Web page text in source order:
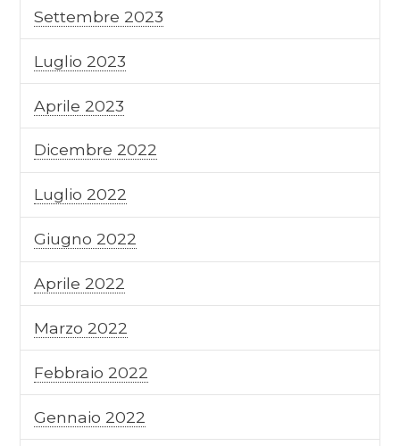
Settembre 2023
Luglio 2023
Aprile 2023
Dicembre 2022
Luglio 2022
Giugno 2022
Aprile 2022
Marzo 2022
Febbraio 2022
Gennaio 2022